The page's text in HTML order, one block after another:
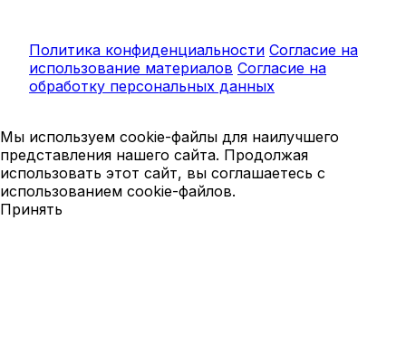
Политика конфиденциальности Согласие на
использование материалов Согласие на
обработку персональных данных
Мы используем cookie-файлы для наилучшего
представления нашего сайта. Продолжая
использовать этот сайт, вы соглашаетесь с
использованием cookie-файлов.
Принять